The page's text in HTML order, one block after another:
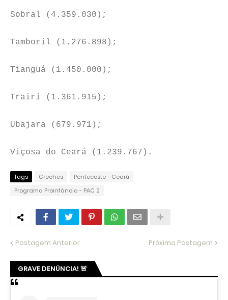
Sobral (4.359.030);
Tamboril (1.276.898);
Tianguá (1.450.000);
Trairi (1.361.915);
Ubajara (679.971);
Viçosa do Ceará (1.239.767).
Tags Creches
Pentecoste - Ceará
Programa Proinfância - PAC 2
Postagem Anterior Próxima Postagem
GRAVE DENÚNCIA! 🚨